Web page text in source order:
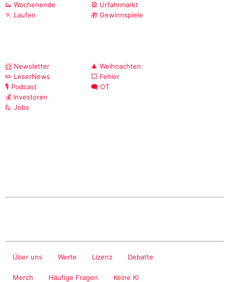
👟 Wochenende
🏃 Laufen
🎡 Urfahrmarkt
🎁 Gewinnspiele
📨 Newsletter
✏️ LeserNews
🎙️ Podcast
💰 Investoren
🙋 Jobs
🎄 Weihnachten
💥 Fehler
🗨️ OT
Über uns Werte Lizenz Debatte
Merch Häufige Fragen Keine KI